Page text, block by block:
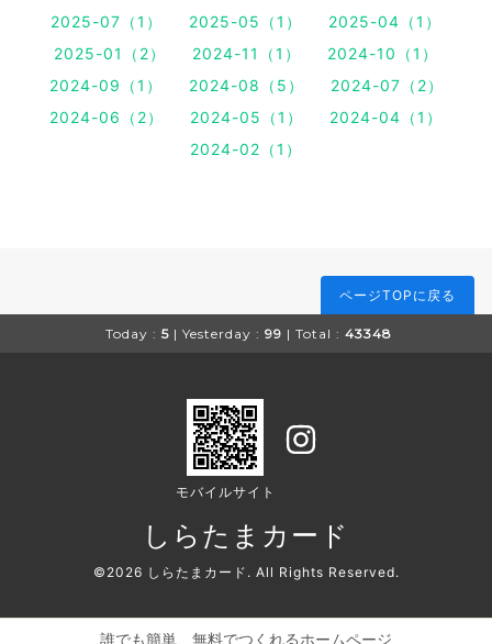
2025-07（1）
2025-05（1）
2025-04（1）
2025-01（2）
2024-11（1）
2024-10（1）
2024-09（1）
2024-08（5）
2024-07（2）
2024-06（2）
2024-05（1）
2024-04（1）
2024-02（1）
ページTOPに戻る
Today : 5 | Yesterday : 99 | Total : 43348
モバイルサイト
しらたまカード
©2026 しらたまカード . All Rights Reserved.
誰でも簡単、無料でつくれるホームページ